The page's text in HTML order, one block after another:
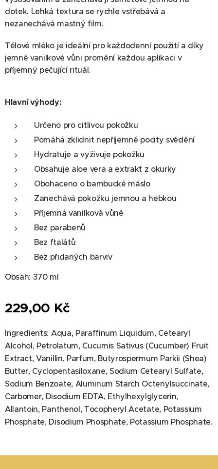
dotek. Lehká textura se rychle vstřebává a
nezanechává mastný film.
Tělové mléko je ideální pro každodenní použití a díky
jemné vanilkové vůni promění každou aplikaci v
příjemný pečující rituál.
Hlavní výhody:
Určeno pro citlivou pokožku
Pomáhá zklidnit nepříjemné pocity svědění
Hydratuje a vyživuje pokožku
Obsahuje aloe vera a extrakt z okurky
Obohaceno o bambucké máslo
Zanechává pokožku jemnou a hebkou
Příjemná vanilková vůně
Bez parabenů
Bez ftalátů
Bez přidaných barviv
Obsah: 370 ml
229,00 Kč
Ingredients: Aqua, Paraffinum Liquidum, Cetearyl
Alcohol, Petrolatum, Cucumis Sativus (Cucumber) Fruit
Extract, Vanillin, Parfum, Butyrospermum Parkii (Shea)
Butter, Cyclopentasiloxane, Sodium Cetearyl Sulfate,
Sodium Benzoate, Aluminum Starch Octenylsuccinate,
Carbomer, Disodium EDTA, Ethylhexylglycerin,
Allantoin, Panthenol, Tocopheryl Acetate, Potassium
Phosphate, Disodium Phosphate, Potassium Phosphate.